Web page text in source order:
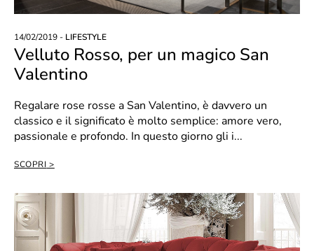
14/02/2019 - LIFESTYLE
Velluto Rosso, per un magico San
Valentino
Regalare rose rosse a San Valentino, è davvero un
classico e il significato è molto semplice: amore vero,
passionale e profondo. In questo giorno gli i...
SCOPRI